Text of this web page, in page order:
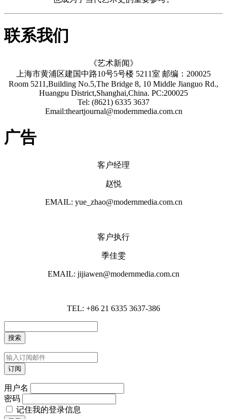
联系我们
《艺术新闻》
上海市黄浦区建国中路10号5号楼 5211室 邮编：200025
Room 5211,Building No.5,The Bridge 8, 10 Middle Jianguo Rd.,
Huangpu District,Shanghai,China. PC:200025
Tel: (8621) 6335 3637
Email:theartjournal@modernmedia.com.cn
广告
客户经理
赵悦
EMAIL: yue_zhao@modernmedia.com.cn
客户执行
季佳雯
EMAIL: jijiawen@modernmedia.com.cn
TEL: +86 21 6335 3637-386
用户名
密码
记住我的登录信息